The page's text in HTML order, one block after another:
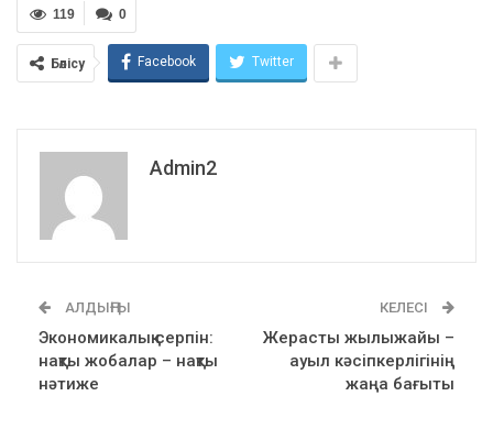
0
119
Бөлісу Facebook Twitter
Admin2
АЛДЫҢҒЫ
Экономикалық серпін:
нақты жобалар – нақты
нәтиже
КЕЛЕСІ
Жерасты жылыжайы –
ауыл кәсіпкерлігінің
жаңа бағыты